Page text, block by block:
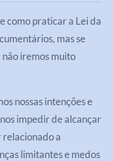
como praticar a Lei da
mas se
não iremos muito
nossas intenções e
impedir de alcançar
relacionado a
limitantes e medos